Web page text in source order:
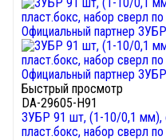
Быстрый просмотр
DA-29605-H91
ЗУБР 91 шт, (1-10/0,1 мм),
пласт.бокс, набор сверл